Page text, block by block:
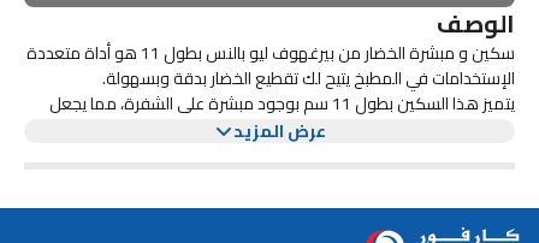
الوصف
سكين و مبشرة الخضار من بيرغهوف ليو بالنس بطول 11 هو أداة متعددة
الإستخدامات في المطبخ يتيح لك تقطيع الخضار بدقة وبسهولة.
يتميز هذا السكين بطول 11 سم بوجود مبشرة على الشفرة، مما يجعل
من السهل إضافة نكهة حمضية لأطباقك.
عرض المزيد